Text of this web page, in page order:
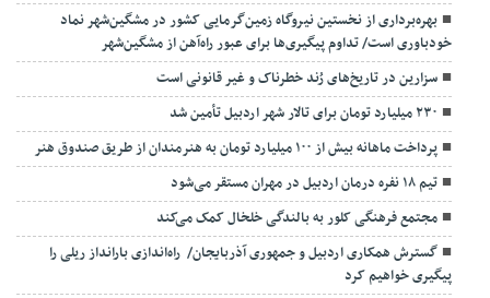
بهره‌برداری از نخستین نیروگاه زمین‌گرمایی کشور در مشگین‌شهر نماد
خودباوری است/ تداوم پیگیری‌ها برای عبور راه‌آهن از مشگین‌شهر
سزارین در تاریخ‌های رُند خطرناک و غیر قانونی است
۲۳۰ میلیارد تومان برای تالار شهر اردبیل تأمین شد
پرداخت ماهانه بیش از ۱۰۰ میلیارد تومان به هنرمندان از طریق صندوق هنر
تیم ۱۸ نفره درمان اردبیل در مهران مستقر می‌شود
مجتمع فرهنگی کلور به بالندگی خلخال کمک می‌کند
گسترش همکاری اردبیل و جمهوری آذربایجان/ راه‌اندازی بارانداز ریلی را
پیگیری خواهیم کرد